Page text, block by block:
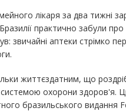
лікаря за два тижні
практично забули
звичайні аптеки стрімко
життєздатним, що
системою охорони здоров'я.
бразильського видання